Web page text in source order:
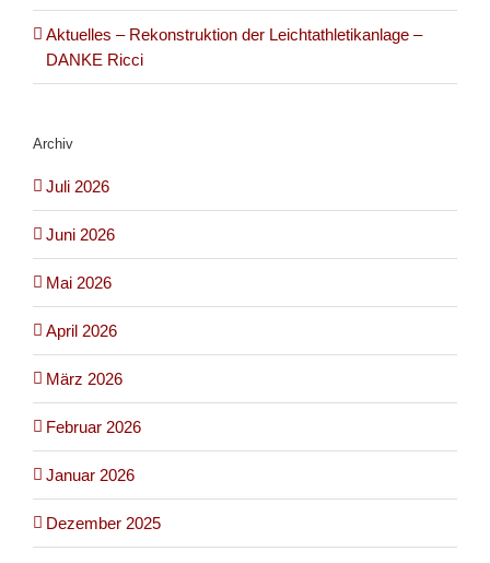
Aktuelles – Rekonstruktion der Leichtathletikanlage –
DANKE Ricci
Archiv
Juli 2026
Juni 2026
Mai 2026
April 2026
März 2026
Februar 2026
Januar 2026
Dezember 2025